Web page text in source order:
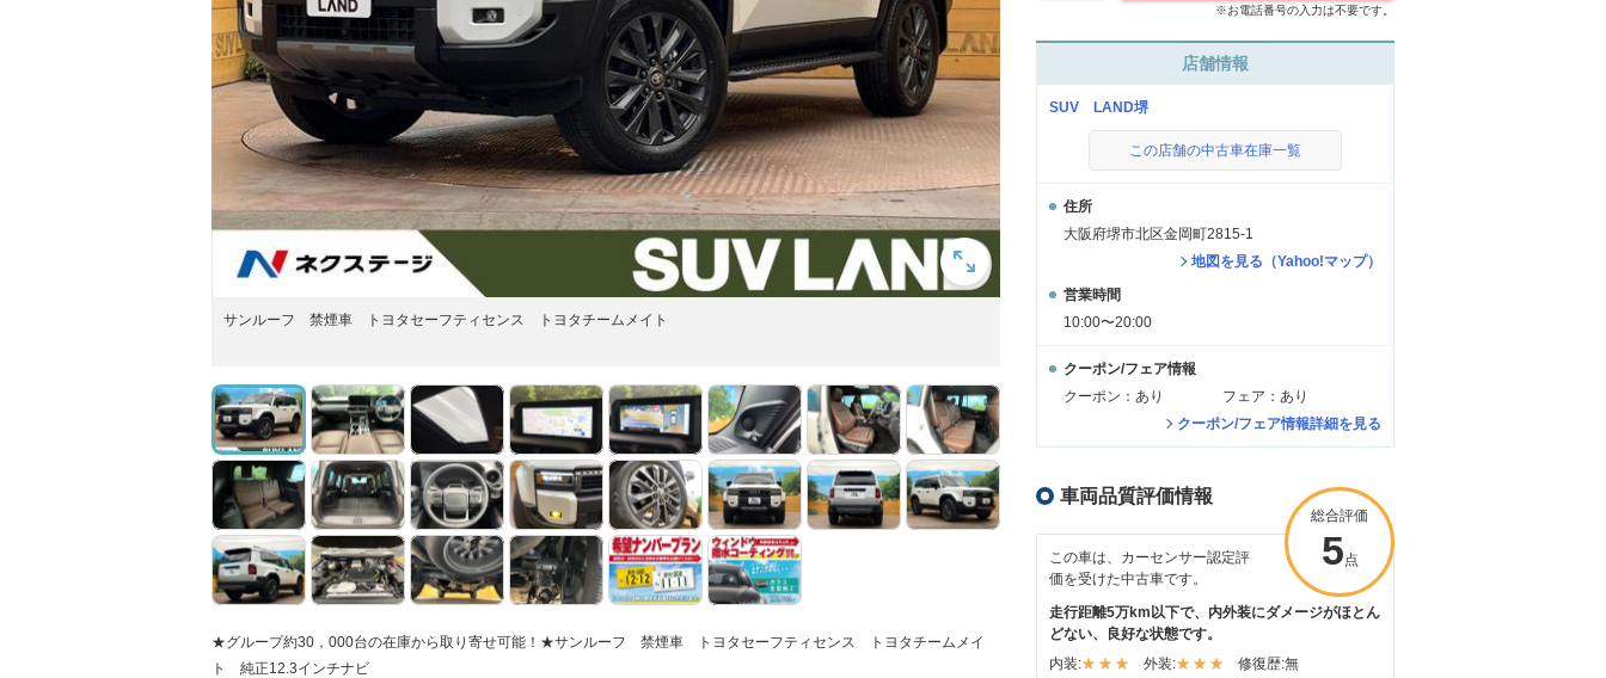
サンルーフ 禁煙車 トヨタセーフティセンス トヨタチームメイト
★グループ約30，000台の在庫から取り寄せ可能！★サンルーフ 禁煙車 トヨタセーフティセンス トヨタチームメイ
ト 純正12.3インチナビ
※お電話番号の入力は不要です。
店舗情報
SUV LAND堺
この店舗の中古車在庫一覧
住所
大阪府堺市北区金岡町2815-1
地図を見る（Yahoo!マップ）
営業時間
10:00〜20:00
クーポン/フェア情報
クーポン：あり
フェア：あり
クーポン/フェア情報詳細を見る
車両品質評価情報
総合評価
5点
この車は、カーセンサー認定評
価を受けた中古車です。
走行距離5万km以下で、内外装にダメージがほとん
どない、良好な状態です。
内装:
外装: 修復歴:無